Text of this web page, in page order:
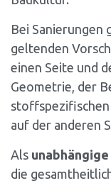
Bei Sanierungen
geltenden
einen Seite und
Geometrie, der
auf der anderen
Als
die